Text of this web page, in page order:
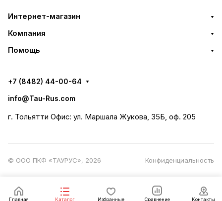
Главная Каталог Избранные Сравнение Контакты
Интернет-магазин
Компания
Помощь
+7 (8482) 44-00-64
info@Tau-Rus.com
г. Тольятти Офис: ул. Маршала Жукова, 35Б, оф. 205
© ООО ПКФ «ТАУРУС», 2026 Конфиденциальность